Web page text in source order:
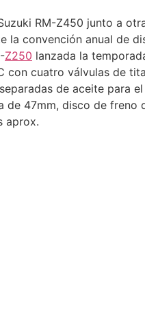
RM-Z450 junto a
la convención anual de
Z250 lanzada la
con cuatro válvulas de
de aceite para
de 47mm, disco de freno
aprox.